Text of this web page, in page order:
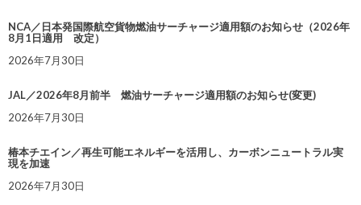
NCA／日本発国際航空貨物燃油サーチャージ適用額のお知らせ（2026年
8月1日適用 改定）
2026年7月30日
JAL／2026年8月前半 燃油サーチャージ適用額のお知らせ(変更)
2026年7月30日
椿本チエイン／再生可能エネルギーを活用し、カーボンニュートラル実
現を加速
2026年7月30日